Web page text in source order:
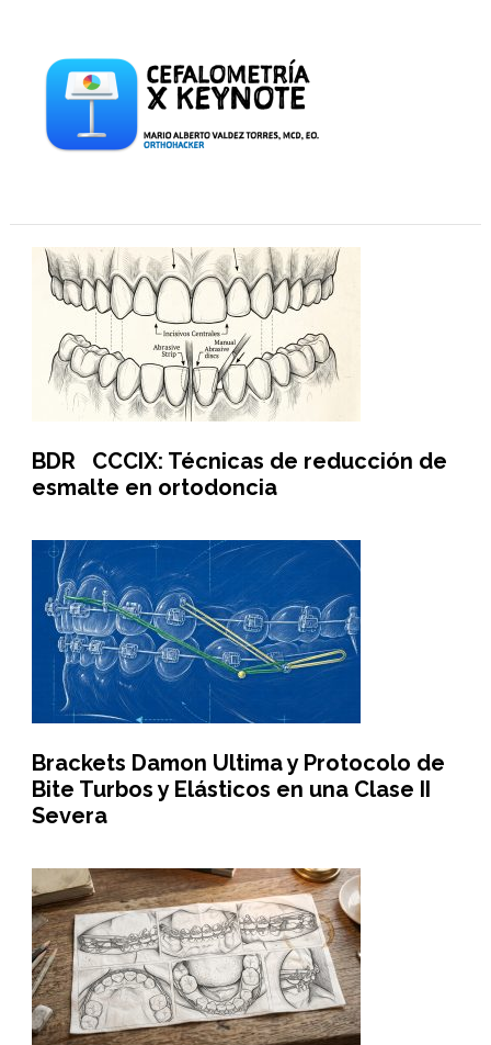
BDR CCCIX: Técnicas de reducción de
esmalte en ortodoncia
Brackets Damon Ultima y Protocolo de
Bite Turbos y Elásticos en una Clase II
Severa